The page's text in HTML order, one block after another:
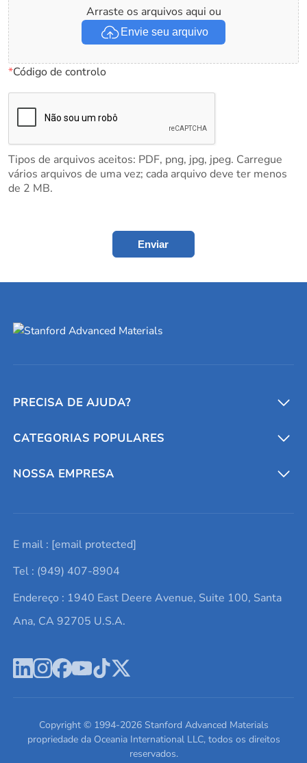
Arraste os arquivos aqui ou
Envie seu arquivo
*Código de controlo
Tipos de arquivos aceitos: PDF, png, jpg, jpeg. Carregue
vários arquivos de uma vez; cada arquivo deve ter menos
de 2 MB.
Enviar
PRECISA DE AJUDA?
Conversores e calculadoras
Entre em contato conosco
Lista de consultas
Termos e Condições
Política de Privacidade
CATEGORIAS POPULARES
Metais refratários
Elementos de terras raras
Alvos de pulverização catódica
Ácido hialurônico
NOSSA EMPRESA
Promoções atuais
Notícias e blogs
Estudos de caso
Escreva para nós
E mail : [email protected]
Tel : (949) 407-8904
Endereço : 1940 East Deere Avenue, Suite 100, Santa
Ana, CA 92705 U.S.A.
Copyright © 1994-2026Stanford Advanced Materials
propriedade da Oceania International LLC, todos os direitos
reservados.